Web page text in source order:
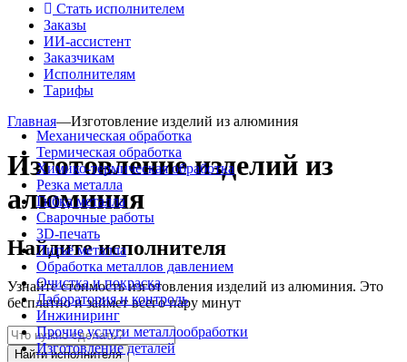
Стать исполнителем
Заказы
ИИ-ассистент
Заказчикам
Исполнителям
Тарифы
Механическая обработка
Термическая обработка
Химико-термическая обработка
Резка металла
Гибка металла
Сварочные работы
3D-печать
Литьё металла
Обработка металлов давлением
Очистка и покраска
Лаборатория и контроль
Инжиниринг
Прочие услуги металлообработки
Изготовление деталей
Главная—Изготовление изделий из алюминия
Изготовление изделий из
алюминия
Найдите исполнителя
Узнайте стоимость изготовления изделий из алюминия. Это
бесплатно и займет всего пару минут
Найти исполнителя